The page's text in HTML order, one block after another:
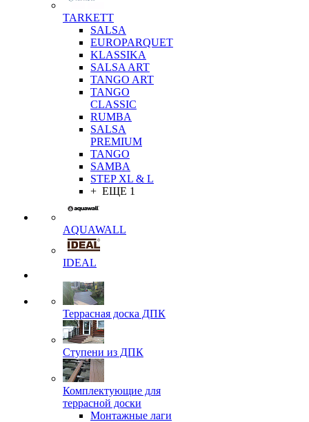
TARKETT
SALSA
EUROPARQUET
KLASSIKA
SALSA ART
TANGO ART
TANGO
CLASSIC
RUMBA
SALSA
PREMIUM
TANGO
SAMBA
STEP XL & L
+ ЕЩЕ 1
AQUAWALL
IDEAL
Террасная доска ДПК
Ступени из ДПК
Комплектующие для
террасной доски
Монтажные лаги